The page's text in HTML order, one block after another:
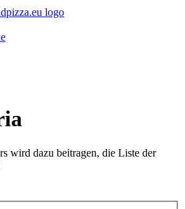
wird dazu beitragen, die Liste der